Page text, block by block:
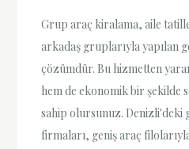
Grup araç kiralama, aile
arkadaş gruplarıyla yapılan
çözümdür. Bu hizmetten
hem de ekonomik bir şekilde
sahip olursunuz. Denizli'deki
firmaları, geniş araç